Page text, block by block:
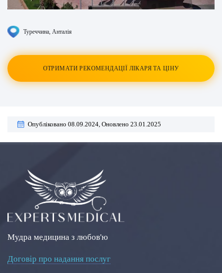
Туреччина , Анталія
ОТРИМАТИ РЕКОМЕНДАЦІЇ ЛІКАРЯ ТА ЦІНУ
Опубліковано 08.09.2024, Оновлено 23.01.2025
Мудра медицина з любов'ю
Договір про надання послуг